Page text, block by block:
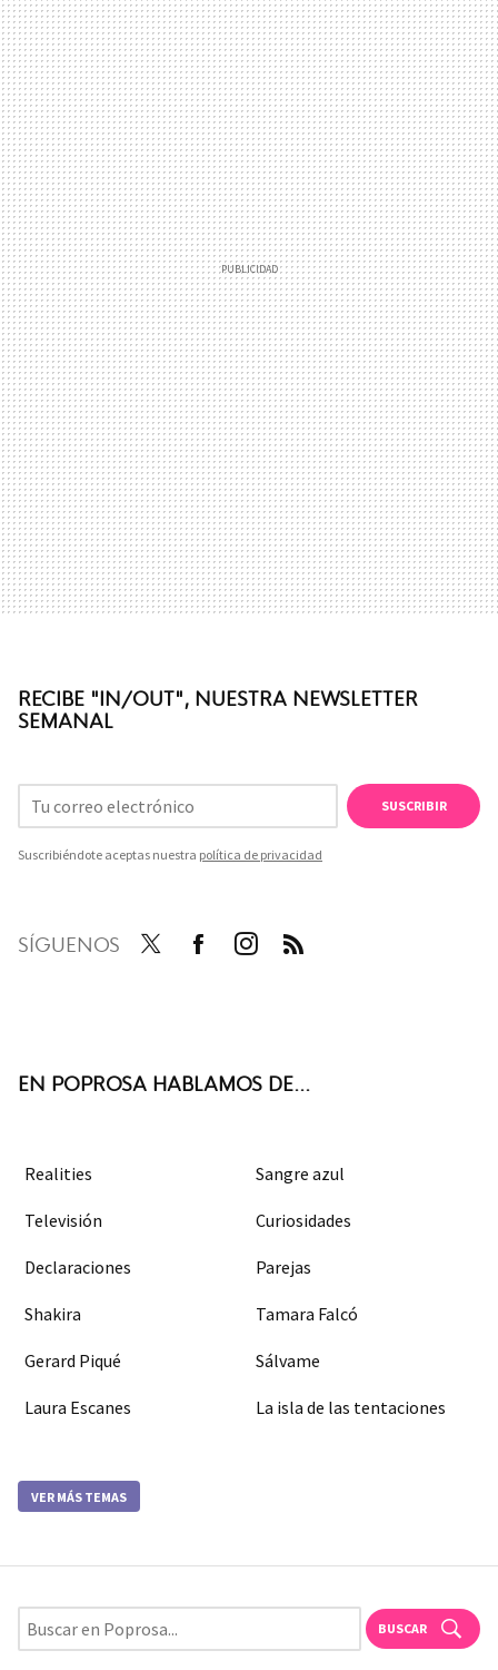
RECIBE "IN/OUT", NUESTRA NEWSLETTER
SEMANAL
SUSCRIBIR
Suscribiéndote aceptas nuestra política de privacidad
SÍGUENOS
EN POPROSA HABLAMOS DE...
Realities Sangre azul
Televisión Curiosidades
Declaraciones Parejas
Shakira Tamara Falcó
Gerard Piqué Sálvame
Laura Escanes La isla de las tentaciones
VER MÁS TEMAS
BUSCAR